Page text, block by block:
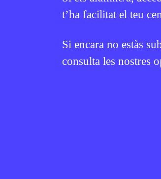
t’ha facilitat el teu
Si encara no estàs
consulta les nostres